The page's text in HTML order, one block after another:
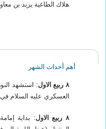
هلاك الطاغية يزيد بن معاوية في سن ٣٣
أهم أحداث الشهر
٨ ربيع الاول
: استشهد
العسكري عليه السلام في أيام
٨ ربيع الاول
: بداية